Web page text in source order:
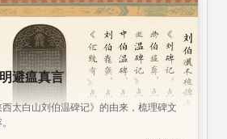
避瘟真言
太白山刘伯温碑记》的由来，梳理碑文